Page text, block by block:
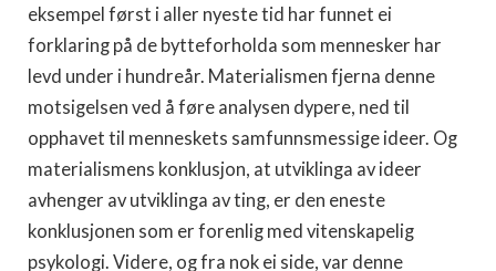
eksempel først i aller nyeste tid har funnet ei
forklaring på de bytteforholda som mennesker har
levd under i hundreår. Materialismen fjerna denne
motsigelsen ved å føre analysen dypere, ned til
opphavet til menneskets samfunnsmessige ideer. Og
materialismens konklusjon, at utviklinga av ideer
avhenger av utviklinga av ting, er den eneste
konklusjonen som er forenlig med vitenskapelig
psykologi. Videre, og fra nok ei side, var denne